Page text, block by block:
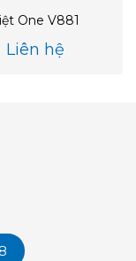
One V881
Liên hệ